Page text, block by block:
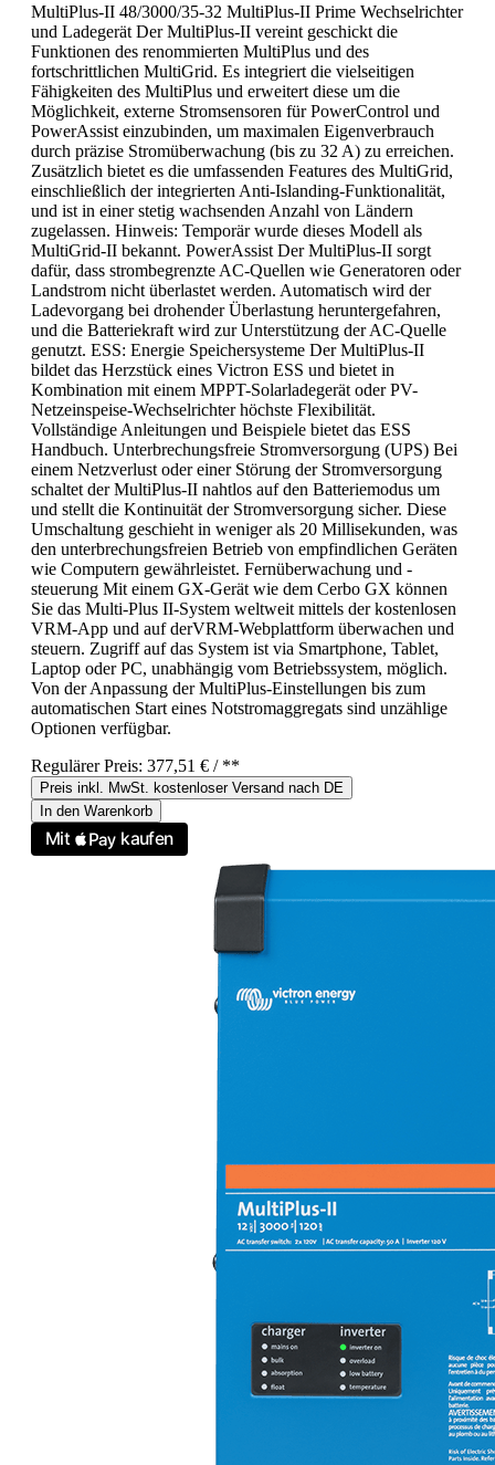
MultiPlus-II 48/3000/35-32 MultiPlus-II Prime Wechselrichter
und Ladegerät Der MultiPlus-II vereint geschickt die
Funktionen des renommierten MultiPlus und des
fortschrittlichen MultiGrid. Es integriert die vielseitigen
Fähigkeiten des MultiPlus und erweitert diese um die
Möglichkeit, externe Stromsensoren für PowerControl und
PowerAssist einzubinden, um maximalen Eigenverbrauch
durch präzise Stromüberwachung (bis zu 32 A) zu erreichen.
Zusätzlich bietet es die umfassenden Features des MultiGrid,
einschließlich der integrierten Anti-Islanding-Funktionalität,
und ist in einer stetig wachsenden Anzahl von Ländern
zugelassen. Hinweis: Temporär wurde dieses Modell als
MultiGrid-II bekannt. PowerAssist Der MultiPlus-II sorgt
dafür, dass strombegrenzte AC-Quellen wie Generatoren oder
Landstrom nicht überlastet werden. Automatisch wird der
Ladevorgang bei drohender Überlastung heruntergefahren,
und die Batteriekraft wird zur Unterstützung der AC-Quelle
genutzt. ESS: Energie Speichersysteme Der MultiPlus-II
bildet das Herzstück eines Victron ESS und bietet in
Kombination mit einem MPPT-Solarladegerät oder PV-
Netzeinspeise-Wechselrichter höchste Flexibilität.
Vollständige Anleitungen und Beispiele bietet das ESS
Handbuch. Unterbrechungsfreie Stromversorgung (UPS) Bei
einem Netzverlust oder einer Störung der Stromversorgung
schaltet der MultiPlus-II nahtlos auf den Batteriemodus um
und stellt die Kontinuität der Stromversorgung sicher. Diese
Umschaltung geschieht in weniger als 20 Millisekunden, was
den unterbrechungsfreien Betrieb von empfindlichen Geräten
wie Computern gewährleistet. Fernüberwachung und -
steuerung Mit einem GX-Gerät wie dem Cerbo GX können
Sie das Multi-Plus II-System weltweit mittels der kostenlosen
VRM-App und auf derVRM-Webplattform überwachen und
steuern. Zugriff auf das System ist via Smartphone, Tablet,
Laptop oder PC, unabhängig vom Betriebssystem, möglich.
Von der Anpassung der MultiPlus-Einstellungen bis zum
automatischen Start eines Notstromaggregats sind unzählige
Optionen verfügbar.
Regulärer Preis: 377,51 € / **
Preis inkl. MwSt. kostenloser Versand nach DE
In den Warenkorb